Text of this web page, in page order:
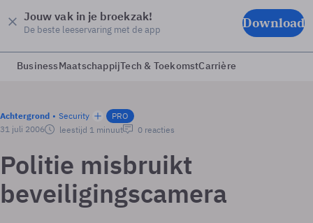
Jouw vak in je broekzak!
De beste leeservaring met de app Download
BusinessMaatschappijTech & ToekomstCarrière
Achtergrond Security
PRO
31 juli 2006
leestijd 1 minuut 0 reacties
Politie misbruikt
beveiligingscamera